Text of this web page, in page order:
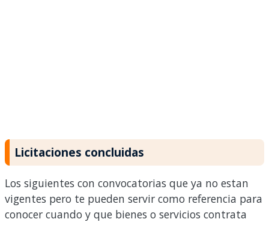
Licitaciones concluidas
Los siguientes con convocatorias que ya no estan
vigentes pero te pueden servir como referencia para
conocer cuando y que bienes o servicios contrata